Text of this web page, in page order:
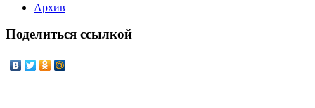
Архив
Поделиться ссылкой